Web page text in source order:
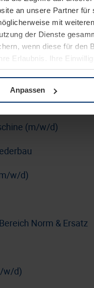
an unsere Partner
mit
der Dienste
wenn diese für den
Erlaubnis. Ihre
unserer Website ändern
Anpassen
(m/w/d)
(m/w/d)
(m/w/d)
w/d)
Norm & Ersatz
w/d)